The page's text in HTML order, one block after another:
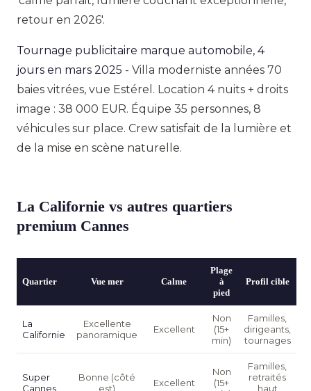
retour en 2026'.
Tournage publicitaire marque automobile, 4
jours en mars 2025 - Villa moderniste années 70
baies vitrées, vue Estérel. Location 4 nuits + droits
image : 38 000 EUR. Équipe 35 personnes, 8
véhicules sur place. Crew satisfait de la lumière et
de la mise en scène naturelle.
La Californie vs autres quartiers
premium Cannes
Quartier Vue mer Calme
Plage
à
pied
Profil cible
La
Californie
Excellente
panoramique
Excellent
Non
(15+
min)
Familles,
dirigeants,
tournages
Super
Cannes
Bonne (côté
est)
Excellent
Non
(15+
Familles,
retraités
haut